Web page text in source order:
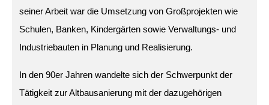
seiner Arbeit war die Umsetzung von Großprojekten wie
Schulen, Banken, Kindergärten sowie Verwaltungs- und
Industriebauten in Planung und Realisierung.
In den 90er Jahren wandelte sich der Schwerpunkt der
Tätigkeit zur Altbausanierung mit der dazugehörigen